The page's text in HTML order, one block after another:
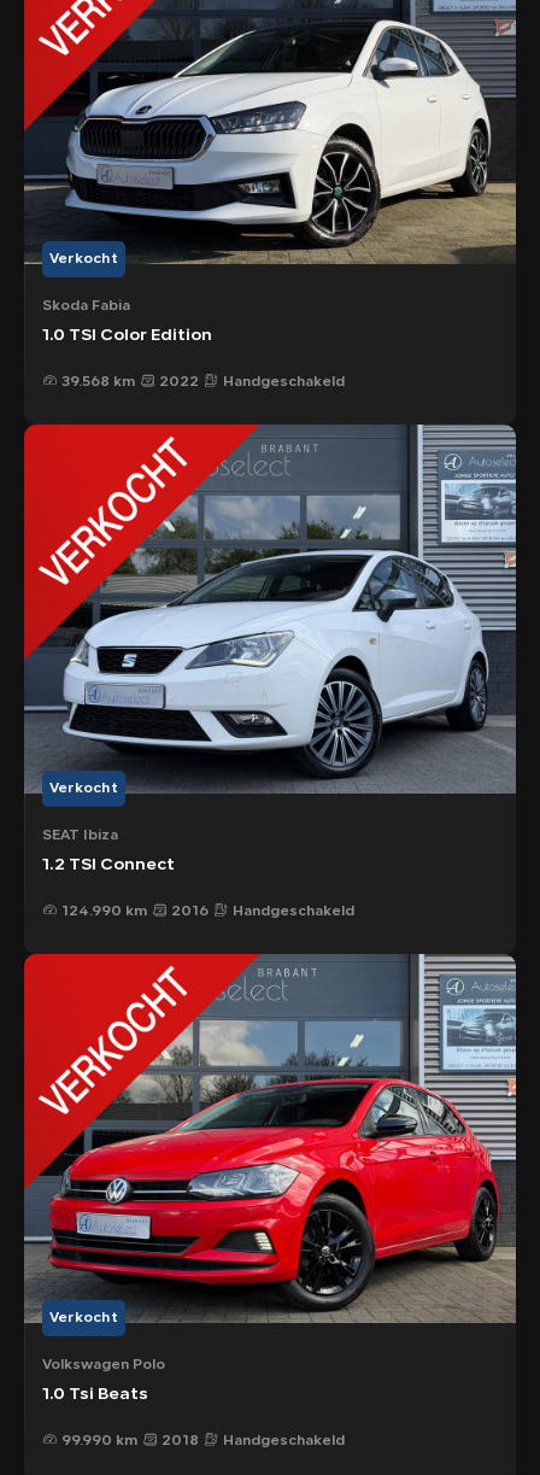
Verkocht
Škoda Fabia
1.0 TSI Color Edition
39.568 km 2022 Handgeschakeld
Verkocht
SEAT Ibiza
1.2 TSI Connect
124.990 km 2016 Handgeschakeld
Verkocht
Volkswagen Polo
1.0 Tsi Beats
99.990 km 2018 Handgeschakeld